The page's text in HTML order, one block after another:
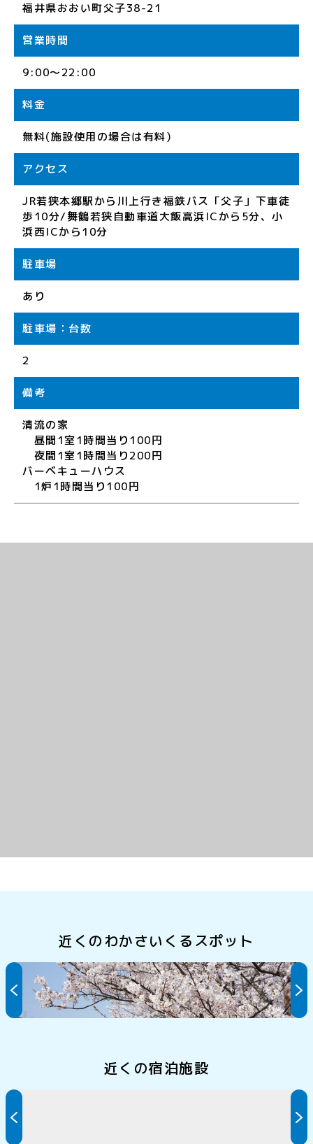
福井県おおい町父子38-21
営業時間
9:00～22:00
料金
無料(施設使用の場合は有料)
アクセス
JR若狭本郷駅から川上行き福鉄バス「父子」下車徒
歩10分/舞鶴若狭自動車道大飯高浜ICから5分、小
浜西ICから10分
駐車場
あり
駐車場：台数
2
備考
清流の家
昼間1室1時間当り100円
夜間1室1時間当り200円
バーベキューハウス
1炉1時間当り100円
近くのわかさいくるスポット
佐分利川沿いの桜並木
近くの宿泊施設